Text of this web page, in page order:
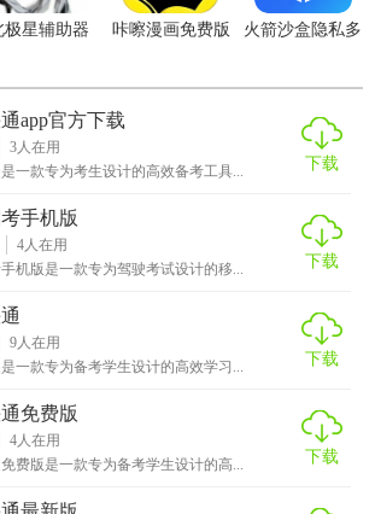
版功能】
题型，查漏补缺。
盖各科目的核心知识点，通过视频讲解、
助用户深入理解。
录用户练习中的错题，支持按章节、按错
极星辅助器 咔嚓漫画免费版
火箭沙盒隐私多
app官方下载
3人在用
一款专为考生设计的高效备考工具...
下载
手机版
4人在用
机版是一款专为驾驶考试设计的移...
下载
9人在用
一款专为备考学生设计的高效学习...
下载
免费版
4人在用
费版是一款专为备考学生设计的高...
下载